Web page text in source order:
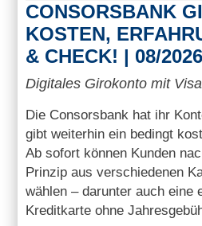
CONSORSBANK
KOSTEN,
& CHECK! | 08/2026
Digitales Girokonto mit
Die Consorsbank hat ihr
gibt weiterhin ein bedingt
Ab sofort können Kunden
Prinzip aus verschiedenen
wählen – darunter auch eine
Kreditkarte ohne